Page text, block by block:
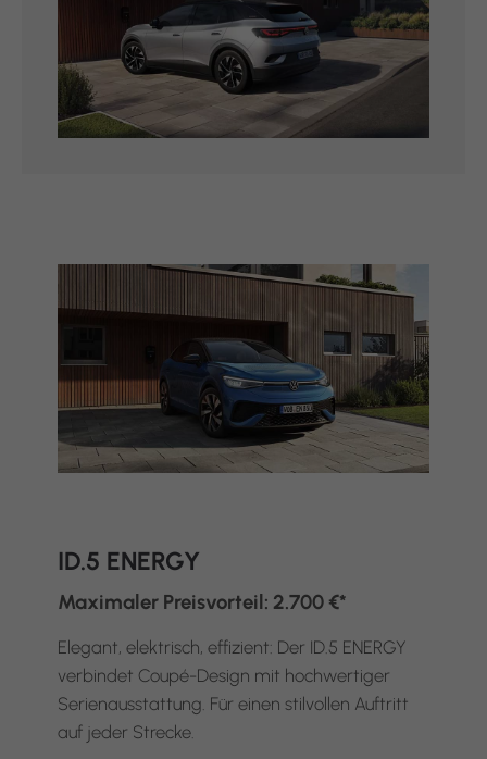
ID.5 ENERGY
Maximaler Preisvorteil: 2.700 €*
Elegant, elektrisch, effizient: Der ID.5 ENERGY
verbindet Coupé-Design mit hochwertiger
Serienausstattung. Für einen stilvollen Auftritt
auf jeder Strecke.